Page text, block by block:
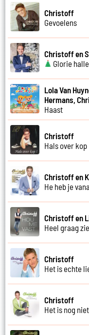
Christoff
Gevoelens
Christoff en
Glorie
Lola Van
Hermans,
Haast
Christoff
Hals over kop
Christoff en
He heb je
Christoff en
Heel graag
Christoff
Het is echte
Christoff
Het is nog